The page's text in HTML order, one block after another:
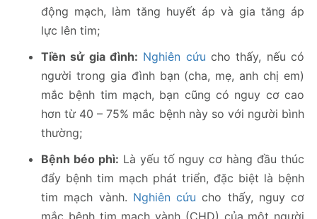
động mạch, làm tăng huyết áp và gia tăng áp
lực lên tim;
Tiền sử gia đình: Nghiên cứu cho thấy, nếu có
người trong gia đình bạn (cha, mẹ, anh chị em)
mắc bệnh tim mạch, bạn cũng có nguy cơ cao
hơn từ 40 – 75% mắc bệnh này so với người bình
thường;
Bệnh béo phì: Là yếu tố nguy cơ hàng đầu thúc
đẩy bệnh tim mạch phát triển, đặc biệt là bệnh
tim mạch vành. Nghiên cứu cho thấy, nguy cơ
mắc bệnh tim mạch vành (CHD) của một người